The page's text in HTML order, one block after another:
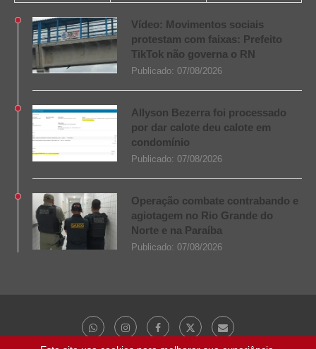
Vídeo: Movimentos sociais
protestam com faixas: Prefeito
TikTok não governa o RN
Publicado: 07/08/2026
Allyson Bezerra foi processado
por dar calote deu calote em
condomínio
Publicado: 07/08/2026
Operação combate contrabando e
agiotagem no Rio Grande do
Norte e na Paraíba
Publicado: 07/08/2026